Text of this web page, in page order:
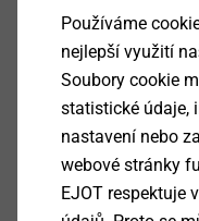
materiály
Technické údaje
Průměr vrtáku: 8
Hloubka otvoru
Kotevní hloubka
Průměr talíře: 90
Bodový
Únosnost
Používáme
nejlepší využití
Soubory cookie
statistické údaje,
nastavení nebo
webové stránky
EJOT respektuje